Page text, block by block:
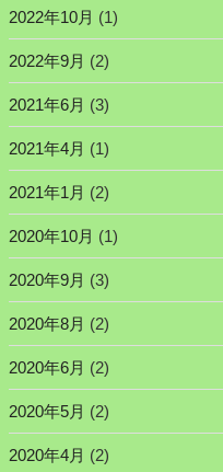
2022年10月 (1)
2022年9月 (2)
2021年6月 (3)
2021年4月 (1)
2021年1月 (2)
2020年10月 (1)
2020年9月 (3)
2020年8月 (2)
2020年6月 (2)
2020年5月 (2)
2020年4月 (2)